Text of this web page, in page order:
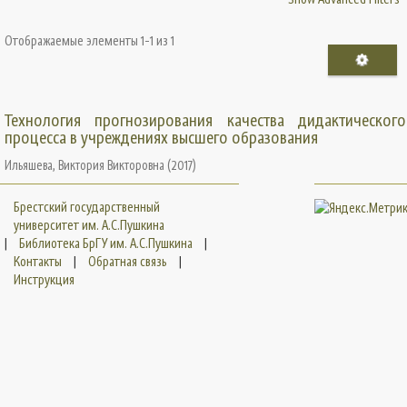
Отображаемые элементы 1-1 из 1
Технология прогнозирования качества дидактического
процесса в учреждениях высшего образования
Ильяшева, Виктория Викторовна (2017)
Брестский государственный
университет им. А.С.Пушкина
|
Библиотека БрГУ им. А.С.Пушкина
|
Контакты
| Обратная связь
|
Инструкция